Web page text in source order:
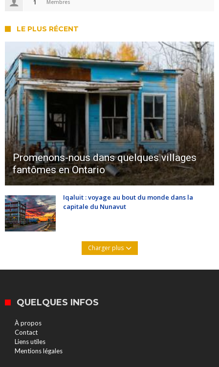
1 Membres
LE PLUS RÉCENT
Promenons-nous dans quelques villages
fantômes en Ontario
Iqaluit : voyage au bout du monde dans la
capitale du Nunavut
Charger plus
QUELQUES INFOS
À propos
Contact
Liens utiles
Mentions légales